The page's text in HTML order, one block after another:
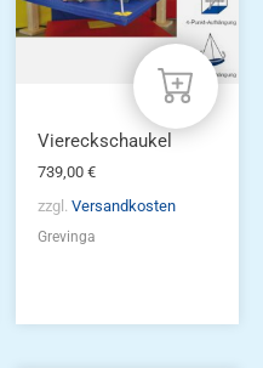
Viereckschaukel
739,00 €
zzgl. Versandkosten
Grevinga